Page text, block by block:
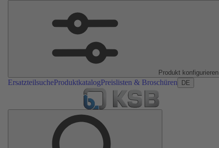
Produkt konfigurieren
ErsatzteilsucheProduktkatalogPreislisten & Broschüren DE